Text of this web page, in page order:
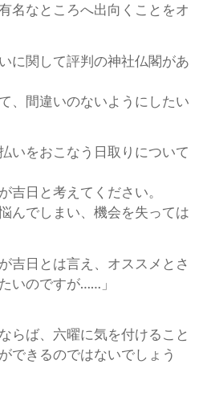
名なところへ出向くことをオ
に関して評判の神社仏閣があ
、間違いのないようにしたい
いをおこなう日取りについて
吉日と考えてください。
んでしまい、機会を失っては
吉日とは言え、オススメとさ
いのですが……」
らば、六曜に気を付けること
できるのではないでしょう